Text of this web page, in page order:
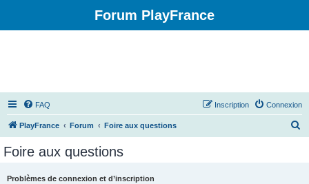
Forum PlayFrance
FAQ Connexion
Inscription
PlayFrance Forum Foire aux questions
Foire aux questions
Problèmes de connexion et d’inscription